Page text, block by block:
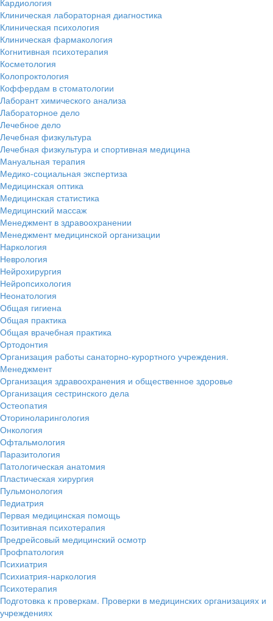
Клиническая лабораторная диагностика
Клиническая психология
Клиническая фармакология
Когнитивная психотерапия
Косметология
Колопроктология
Коффердам в стоматологии
Лаборант химического анализа
Лабораторное дело
Лечебное дело
Лечебная физкультура
Лечебная физкультура и спортивная медицина
Мануальная терапия
Медико-социальная экспертиза
Медицинская оптика
Медицинская статистика
Медицинский массаж
Менеджмент в здравоохранении
Менеджмент медицинской организации
Наркология
Неврология
Нейрохирургия
Нейропсихология
Неонатология
Общая гигиена
Общая практика
Общая врачебная практика
Ортодонтия
Организация работы санаторно-курортного учреждения.
Менеджмент
Организация здравоохранения и общественное здоровье
Организация сестринского дела
Остеопатия
Оториноларингология
Онкология
Офтальмология
Паразитология
Патологическая анатомия
Пластическая хирургия
Пульмонология
Педиатрия
Первая медицинская помощь
Позитивная психотерапия
Предрейсовый медицинский осмотр
Профпатология
Психиатрия
Психиатрия-наркология
Психотерапия
Подготовка к проверкам. Проверки в медицинских организациях и
учреждениях